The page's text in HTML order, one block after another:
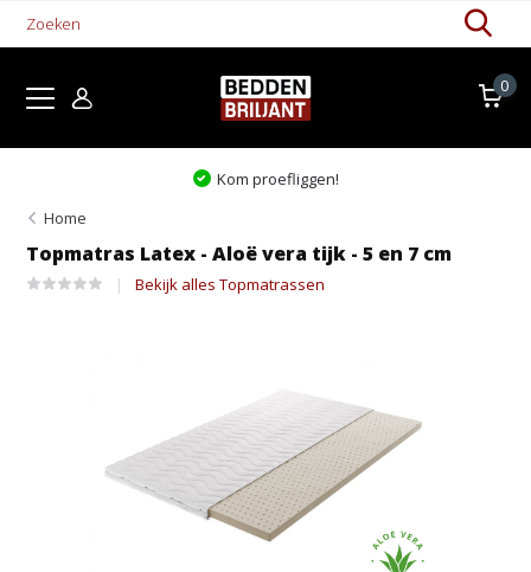
0
Kom proefliggen!
Home
Topmatras Latex - Aloë vera tijk - 5 en 7 cm
Bekijk alles Topmatrassen